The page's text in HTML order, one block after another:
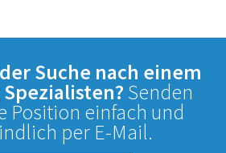
Suche nach einem
Senden
Position einfach und
per E-Mail.